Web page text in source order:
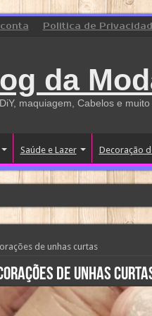
Politica de
da
maquiagem, Cabelos e
Saúde e Lazer Decoração
de unhas curtas
de unhas